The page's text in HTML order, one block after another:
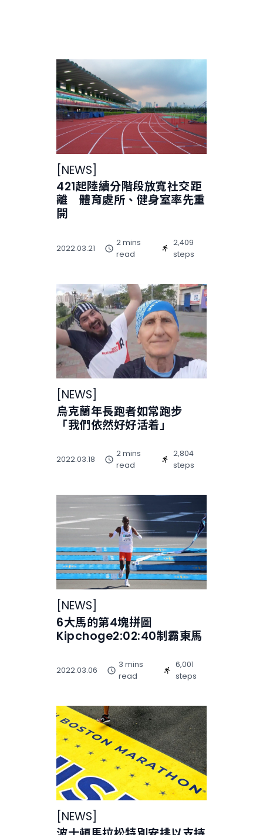
[NEWS]
421起陸續分階段放寬社交距
離 體育處所、健身室率先重
開
2022.03.21
2 mins
read
2,409
steps
[NEWS]
烏克蘭年長跑者如常跑步
「我們依然好好活着」
2022.03.18
2 mins
read
2,804
steps
NEWS
6大馬的第4塊拼圖
Kipchoge2:02:40制霸東馬
2022.03.06
3 mins
read
6,001
steps
NEWS